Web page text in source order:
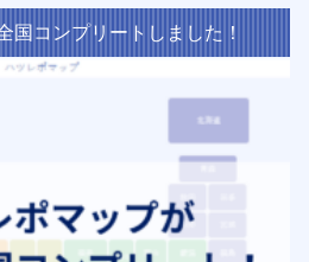
国コンプリートしました！